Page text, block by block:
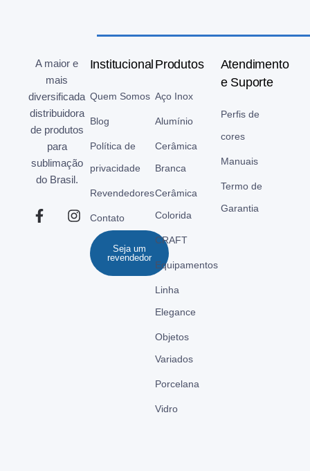
A maior e
mais
diversificada
distribuidora
de produtos
para
sublimação
do Brasil.
Institucional
Quem Somos
Blog
Política de
privacidade
Revendedores
Contato
Seja um
revendedor
Produtos
Aço Inox
Alumínio
Cerâmica
Branca
Cerâmica
Colorida
CRAFT
Equipamentos
Linha
Elegance
Objetos
Variados
Porcelana
Vidro
Atendimento
e Suporte
Perfis de
cores
Manuais
Termo de
Garantia